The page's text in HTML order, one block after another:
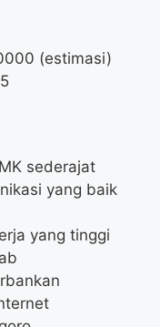
(estimasi)
sederajat
yang baik
yang tinggi